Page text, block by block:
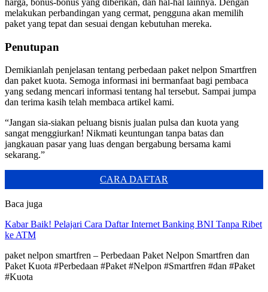
melakukan perbandingan yang cermat, pengguna akan memilih
paket yang tepat dan sesuai dengan kebutuhan mereka.
Penutupan
Demikianlah penjelasan tentang perbedaan paket nelpon Smartfren
dan paket kuota. Semoga informasi ini bermanfaat bagi pembaca
yang sedang mencari informasi tentang hal tersebut. Sampai jumpa
dan terima kasih telah membaca artikel kami.
“Jangan sia-siakan peluang bisnis jualan pulsa dan kuota yang
sangat menggiurkan! Nikmati keuntungan tanpa batas dan
jangkauan pasar yang luas dengan bergabung bersama kami
sekarang.”
CARA DAFTAR
Baca juga
Kabar Baik! Pelajari Cara Daftar Internet Banking BNI Tanpa Ribet
ke ATM
paket nelpon smartfren – Perbedaan Paket Nelpon Smartfren dan
Paket Kuota #Perbedaan #Paket #Nelpon #Smartfren #dan #Paket
#Kuota